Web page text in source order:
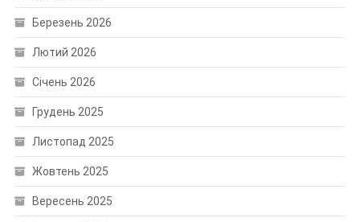
Березень 2026
Лютий 2026
Січень 2026
Грудень 2025
Листопад 2025
Жовтень 2025
Вересень 2025